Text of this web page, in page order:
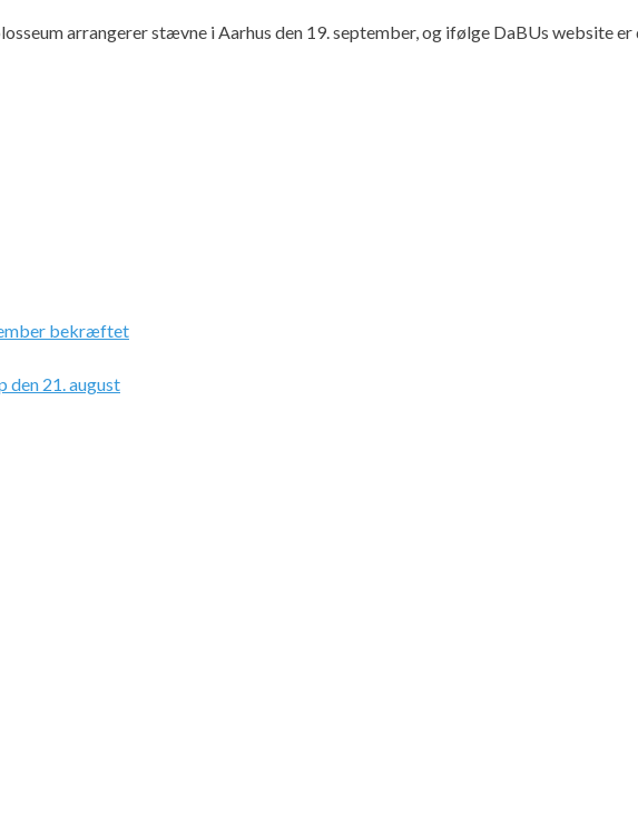
arrangerer stævne i Aarhus den 19. september, og ifølge DaBUs website
bekræftet
21. august